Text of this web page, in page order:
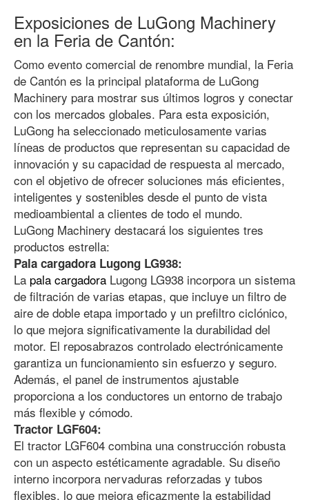
Exposiciones de LuGong Machinery
en la Feria de Cantón:
Como evento comercial de renombre mundial, la Feria
de Cantón es la principal plataforma de LuGong
Machinery para mostrar sus últimos logros y conectar
con los mercados globales. Para esta exposición,
LuGong ha seleccionado meticulosamente varias
líneas de productos que representan su capacidad de
innovación y su capacidad de respuesta al mercado,
con el objetivo de ofrecer soluciones más eficientes,
inteligentes y sostenibles desde el punto de vista
medioambiental a clientes de todo el mundo.
LuGong Machinery destacará los siguientes tres
productos estrella:
Pala cargadora Lugong LG938:
La pala cargadora Lugong LG938 incorpora un sistema
de filtración de varias etapas, que incluye un filtro de
aire de doble etapa importado y un prefiltro ciclónico,
lo que mejora significativamente la durabilidad del
motor. El reposabrazos controlado electrónicamente
garantiza un funcionamiento sin esfuerzo y seguro.
Además, el panel de instrumentos ajustable
proporciona a los conductores un entorno de trabajo
más flexible y cómodo.
Tractor LGF604:
El tractor LGF604 combina una construcción robusta
con un aspecto estéticamente agradable. Su diseño
interno incorpora nervaduras reforzadas y tubos
flexibles, lo que mejora eficazmente la estabilidad